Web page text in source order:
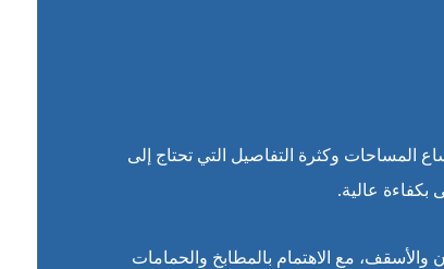
المساحات وكثرة التفاصيل التي تحتاج إلى
عالية.
مع الاهتمام بالمطابخ والحمامات